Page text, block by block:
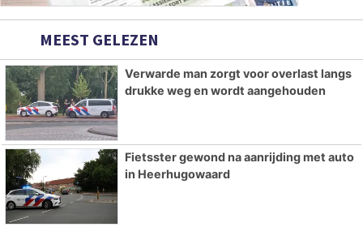
MEEST GELEZEN
Verwarde man zorgt voor overlast langs
drukke weg en wordt aangehouden
Fietsster gewond na aanrijding met auto
in Heerhugowaard